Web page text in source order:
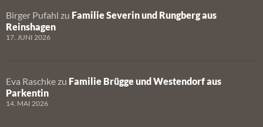
Birger Pufahl zu Familie Severin und Rungberg aus
Reinshagen
17. JUNI 2026
Eva Raschke zu Familie Brügge und Westendorf aus
Parkentin
14. MAI 2026